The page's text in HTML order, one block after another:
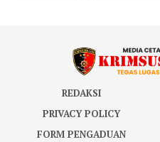
REDAKSI
PRIVACY POLICY
FORM PENGADUAN